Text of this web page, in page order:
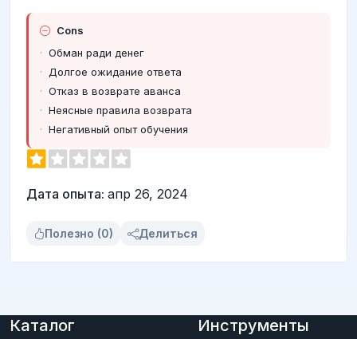
Cons
Обман ради денег
Долгое ожидание ответа
Отказ в возврате аванса
Неясные правила возврата
Негативный опыт обучения
Дата опыта: апр 26, 2024
Полезно (0) Делиться
Каталог Инструменты